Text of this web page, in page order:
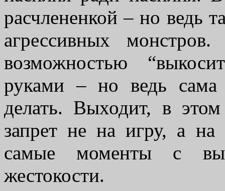
расчлененкой – но ведь
агрессивных
возможностью
руками – но ведь сама
делать. Выходит, в
запрет не на игру, а
самые моменты с
жестокости.